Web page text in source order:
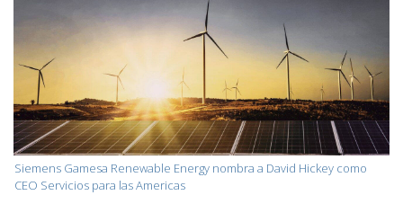
Siemens Gamesa Renewable Energy nombra a David Hickey como
CEO Servicios para las Americas